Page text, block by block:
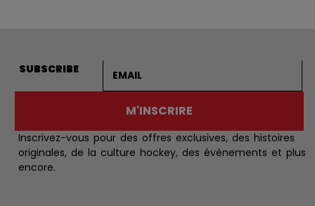
SUBSCRIBE
M'INSCRIRE
Inscrivez-vous pour des offres exclusives, des histoires
originales, de la culture hockey, des évènements et plus
encore.